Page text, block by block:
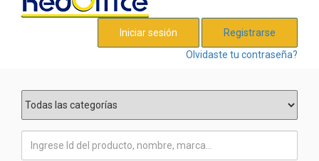
Iniciar sesión
Registrarse
Olvidaste tu contraseña?